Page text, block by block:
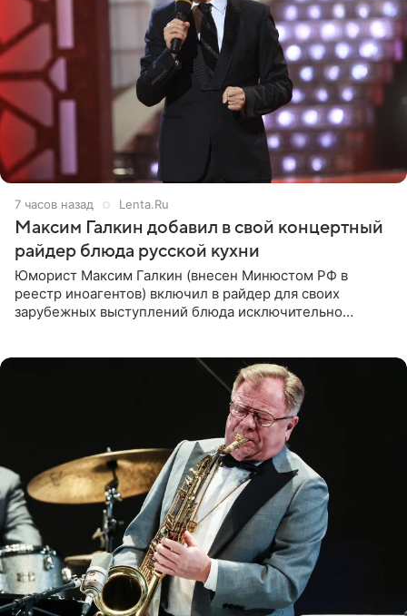
7 часов назад Lenta.Ru
Максим Галкин добавил в свой концертный
райдер блюда русской кухни
Юморист Максим Галкин (внесен Минюстом РФ в
реестр иноагентов) включил в райдер для своих
зарубежных выступлений блюда исключительно